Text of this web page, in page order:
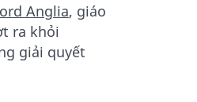
Anglia, giáo
ra khỏi
giải quyết